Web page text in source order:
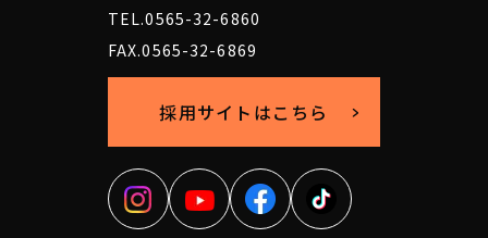
TEL.0565-32-6860
FAX.0565-32-6869
採用サイトはこちら